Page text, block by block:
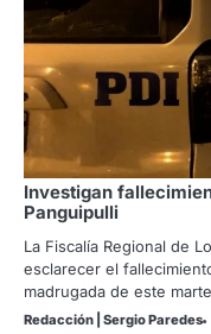
Investigan
Panguipulli
La Fiscalía Regional de
esclarecer el
madrugada de este
Redacción | Sergio Paredes